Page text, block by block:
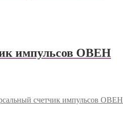
импульсов ОВЕН
счетчик импульсов ОВЕН